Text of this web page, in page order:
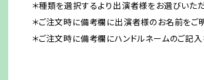
＊種類を選択するより出演者様をお選びいた
＊ご注文時に備考欄に出演者様のお名前をご
＊ご注文時に備考欄にハンドルネームのご記